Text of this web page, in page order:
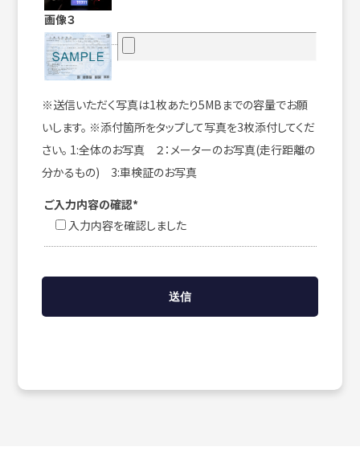
画像３
※送信いただく写真は1枚あたり5MBまでの容量でお願
いします。 ※添付箇所をタップして写真を3枚添付してくだ
さい。 1:全体のお写真 ２：メーターのお写真(走行距離の
分かるもの) 3:車検証のお写真
ご入力内容の確認*
入力内容を確認しました